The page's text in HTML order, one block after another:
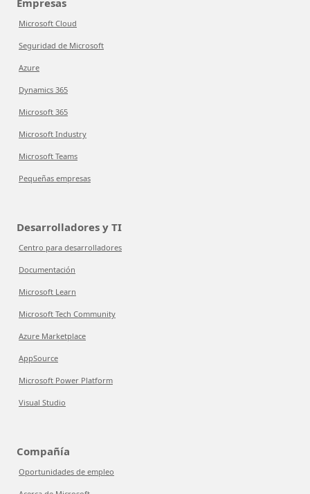
Empresas
Microsoft Cloud
Seguridad de Microsoft
Azure
Dynamics 365
Microsoft 365
Microsoft Industry
Microsoft Teams
Pequeñas empresas
Desarrolladores y TI
Centro para desarrolladores
Documentación
Microsoft Learn
Microsoft Tech Community
Azure Marketplace
AppSource
Microsoft Power Platform
Visual Studio
Compañía
Oportunidades de empleo